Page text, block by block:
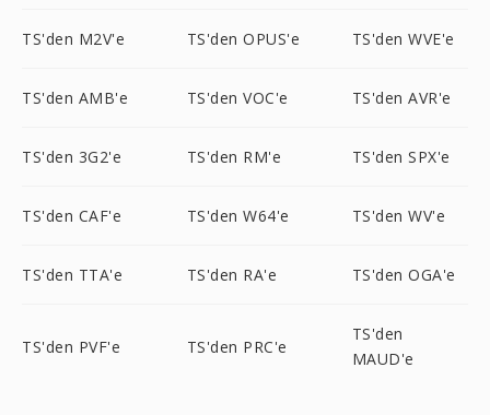
TS'den M2V'e TS'den OPUS'e TS'den WVE'e
TS'den AMB'e TS'den VOC'e TS'den AVR'e
TS'den 3G2'e TS'den RM'e TS'den SPX'e
TS'den CAF'e TS'den W64'e TS'den WV'e
TS'den TTA'e TS'den RA'e TS'den OGA'e
TS'den PVF'e TS'den PRC'e
TS'den
MAUD'e